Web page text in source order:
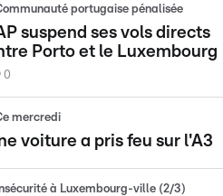
portugaise pénalisée
suspend ses vols directs
Porto et le Luxembourg
0
mercredi
voiture a pris feu sur l'A3
à Luxembourg-ville (2/3)